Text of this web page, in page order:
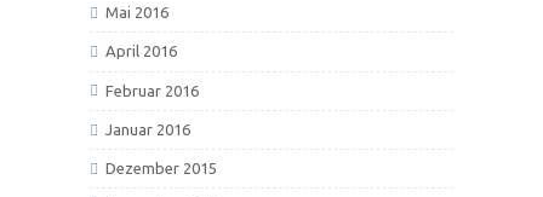
Mai 2016
April 2016
Februar 2016
Januar 2016
Dezember 2015